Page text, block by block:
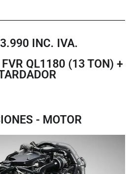
INC. IVA.
QL1180 (13 TON) +
- MOTOR